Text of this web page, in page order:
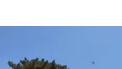
ayuda